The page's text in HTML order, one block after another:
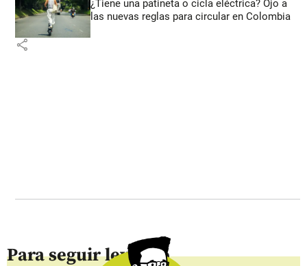
¿Tiene una patineta o cicla eléctrica? Ojo a
las nuevas reglas para circular en Colombia
share
Para seguir leyendo